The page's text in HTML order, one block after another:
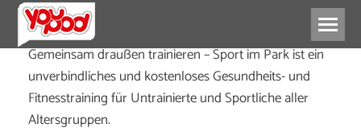
Gemeinsam draußen trainieren – Sport im Park ist ein
unverbindliches und kostenloses Gesundheits- und
Fitnesstraining für Untrainierte und Sportliche aller
Altersgruppen.